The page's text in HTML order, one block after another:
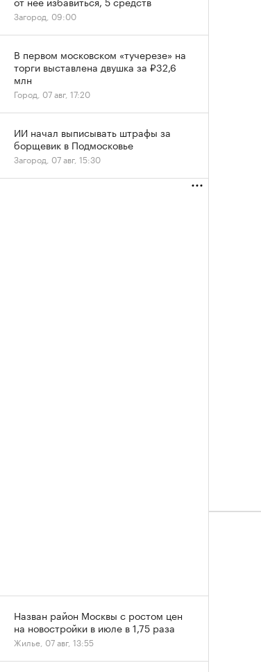
Загород, 09:00
В первом московском «тучерезе» на
торги выставлена двушка за ₽32,6
млн
Город, 07 авг, 17:20
ИИ начал выписывать штрафы за
борщевик в Подмосковье
Загород, 07 авг, 15:30
Назван район Москвы с ростом цен
на новостройки в июле в 1,75 раза
Жилье, 07 авг, 13:55